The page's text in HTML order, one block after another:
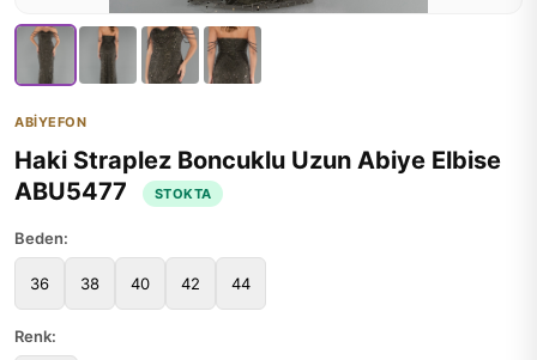
ABİYEFON
Haki Straplez Boncuklu Uzun Abiye Elbise
ABU5477
STOKTA
Beden:
36 38 40 42 44
Renk: